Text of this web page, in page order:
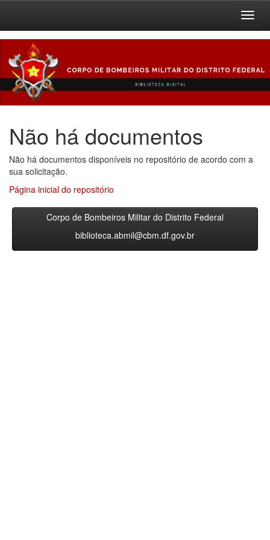
navigation
Não há documentos
Não há documentos disponíveis no repositório de acordo com a
sua solicitação.
Página inicial do repositório
Corpo de Bombeiros Militar do Distrito Federal
biblioteca.abmil@cbm.df.gov.br